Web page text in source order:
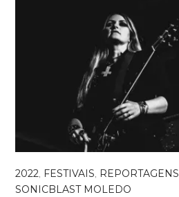
2022, FESTIVAIS, REPORTAGENS
SONICBLAST MOLEDO